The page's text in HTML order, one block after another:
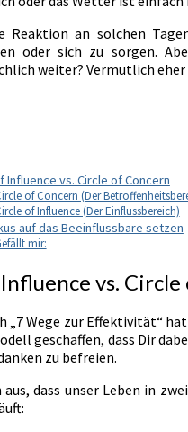
Reaktion an solchen
oder sich zu sorgen.
weiter? Vermutlich
Influence vs. Circle of Concern
of Concern (Der
of Influence (Der Einflussbereich)
auf das Beeinflussbare setzen
mir:
vs. Circle
„7 Wege zur Effektivität“
geschaffen, dass Dir
zu befreien.
dass unser Leben in